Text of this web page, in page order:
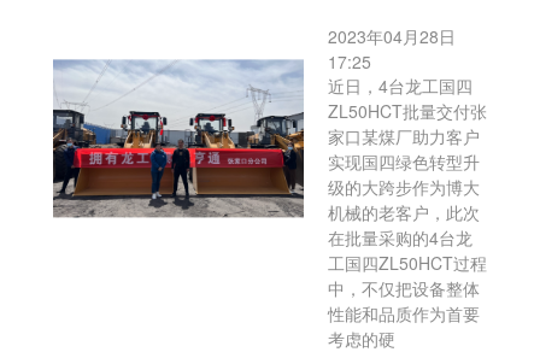
2023年04月28日
17:25
近日，4台龙工国四
ZL50HCT批量交付张
家口某煤厂助力客户
实现国四绿色转型升
级的大跨步作为博大
机械的老客户，此次
在批量采购的4台龙
工国四ZL50HCT过程
中，不仅把设备整体
性能和品质作为首要
考虑的硬